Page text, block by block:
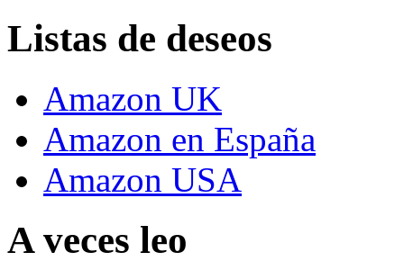
Listas de deseos
Amazon UK
Amazon en España
Amazon USA
A veces leo